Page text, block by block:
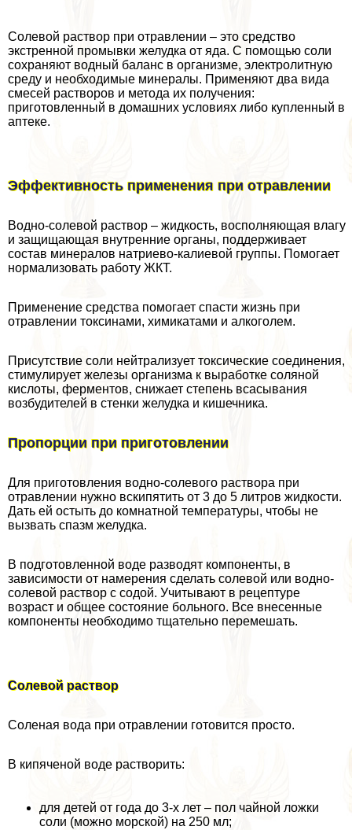
Солевой раствор при отравлении – это средство
экстренной промывки желудка от яда. С помощью соли
сохраняют водный баланс в организме, электролитную
среду и необходимые минералы. Применяют два вида
смесей растворов и метода их получения:
приготовленный в домашних условиях либо купленный в
аптеке.
Эффективность применения при отравлении
Водно-солевой раствор – жидкость, восполняющая влагу
и защищающая внутренние органы, поддерживает
состав минералов натриево-калиевой группы. Помогает
нормализовать работу ЖКТ.
Применение средства помогает спасти жизнь при
отравлении токсинами, химикатами и алкоголем.
Присутствие соли нейтрализует токсические соединения,
стимулирует железы организма к выработке соляной
кислоты, ферментов, снижает степень всасывания
возбудителей в стенки желудка и кишечника.
Пропорции при приготовлении
Для приготовления водно-солевого раствора при
отравлении нужно вскипятить от 3 до 5 литров жидкости.
Дать ей остыть до комнатной температуры, чтобы не
вызвать спазм желудка.
В подготовленной воде разводят компоненты, в
зависимости от намерения сделать солевой или водно-
солевой раствор с содой. Учитывают в рецептуре
возраст и общее состояние больного. Все внесенные
компоненты необходимо тщательно перемешать.
Солевой раствор
Соленая вода при отравлении готовится просто.
В кипяченой воде растворить:
для детей от года до 3-х лет – пол чайной ложки
соли (можно морской) на 250 мл;